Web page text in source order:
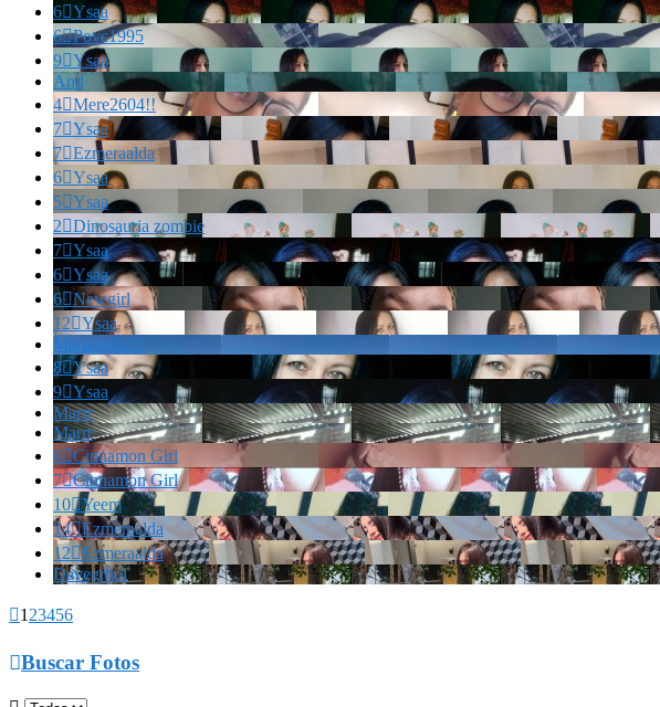
6Ysaa
6Povc1995
9Ysaa
And
4Mere2604!!
7Ysaa
7Ezmeraalda
6Ysaa
5Ysaa
2Dinosauria zombie
7Ysaa
6Ysaa
6Newgirl
12Ysaa
Marianella!!!
8Ysaa
9Ysaa
Marrr
Marrr
6Cinnamon Girl
7Cinnamon Girl
10Yeem
14Ezmeraalda
12Ezmeraalda
Davegrhol
1 23456
Buscar Fotos